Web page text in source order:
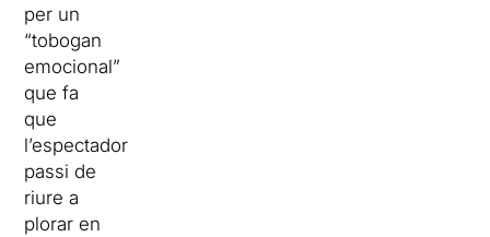
per un
“tobogan
emocional”
que fa
que
l’espectador
passi de
riure a
plorar en